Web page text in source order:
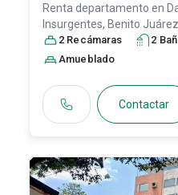
Renta departamento en
Insurgentes, Benito Juárez
03900, ID:31607394
2 Recámaras 2
Amueblado
Contactar